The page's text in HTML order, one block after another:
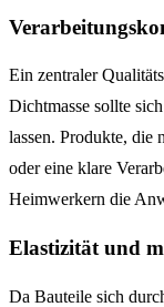
Ein zentraler
Dichtmasse sollte
lassen. Produkte, die
oder eine klare
Heimwerkern die
Elastizität und
Da Bauteile sich